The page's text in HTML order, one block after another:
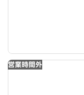
営業時間外